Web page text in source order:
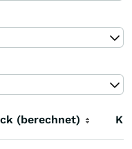
(berechnet)